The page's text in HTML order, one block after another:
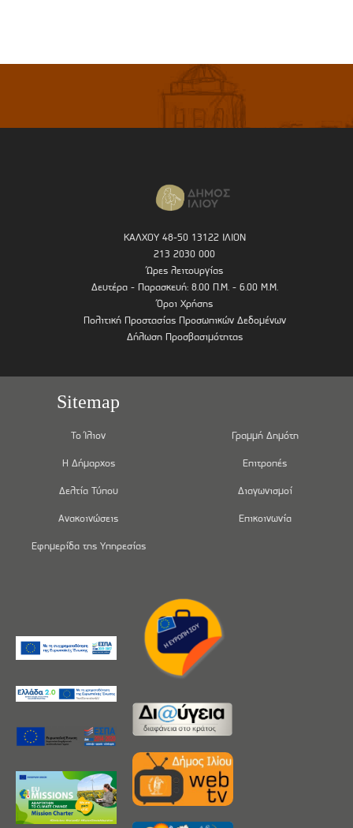
ΚΑΛΧΟΥ 48-50 13122 ΙΛΙΟΝ
213 2030 000
Ώρες λειτουργίας
Δευτέρα - Παρασκευή: 8.00 Π.Μ. - 6.00 Μ.Μ.
Όροι Χρήσης
Πολιτική Προστασίας Προσωπικών Δεδομένων
Δήλωση Προσβασιμότητας
Sitemap
Το Ίλιον
Η Δήμαρχος
Δελτία Τύπου
Ανακοινώσεις
Εφημερίδα της Υπηρεσίας
Γραμμή Δημότη
Επιτροπές
Διαγωνισμοί
Επικοινωνία